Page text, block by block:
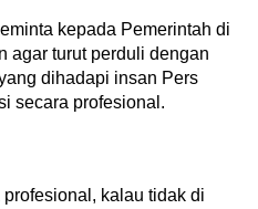
kepada Pemerintah di
agar turut perduli dengan
dihadapi insan Pers
secara profesional.
kalau tidak di